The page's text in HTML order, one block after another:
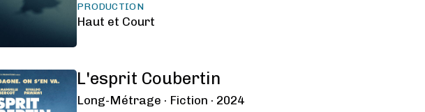
PRODUCTION
Haut et Court
L'esprit Coubertin
Long-Métrage · Fiction · 2024